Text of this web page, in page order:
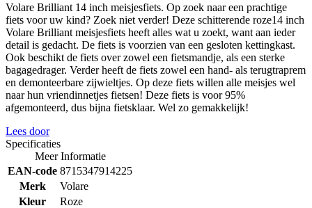
Volare Brilliant 14 inch meisjesfiets. Op zoek naar een prachtige
fiets voor uw kind? Zoek niet verder! Deze schitterende roze14 inch
Volare Brilliant meisjesfiets heeft alles wat u zoekt, want aan ieder
detail is gedacht. De fiets is voorzien van een gesloten kettingkast.
Ook beschikt de fiets over zowel een fietsmandje, als een sterke
bagagedrager. Verder heeft de fiets zowel een hand- als terugtraprem
en demonteerbare zijwieltjes. Op deze fiets willen alle meisjes wel
naar hun vriendinnetjes fietsen! Deze fiets is voor 95%
afgemonteerd, dus bijna fietsklaar. Wel zo gemakkelijk!
Lees door
Specificaties
Meer Informatie
EAN-code 8715347914225
Merk
Volare
Kleur
Roze